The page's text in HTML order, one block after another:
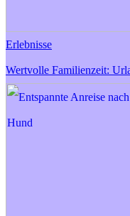
Erlebnisse
Wertvolle Familienzeit: